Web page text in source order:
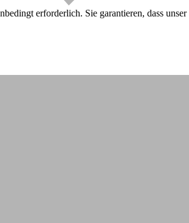
erforderlich. Sie garantieren, dass